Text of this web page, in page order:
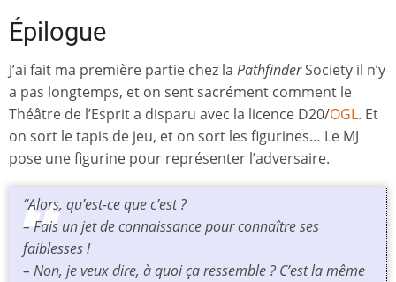
Épilogue
J’ai fait ma première partie chez la PathfinderSociety il n’y
a pas longtemps, et on sent sacrément comment le
Théâtre de l’Esprit a disparu avec la licence D20/OGL. Et
on sort le tapis de jeu, et on sort les figurines… Le MJ
pose une figurine pour représenter l’adversaire.
“Alors, qu’est-ce que c’est ?
– Fais un jet de connaissance pour connaître ses
faiblesses !
– Non, je veux dire, à quoi ça ressemble ? C’est la même